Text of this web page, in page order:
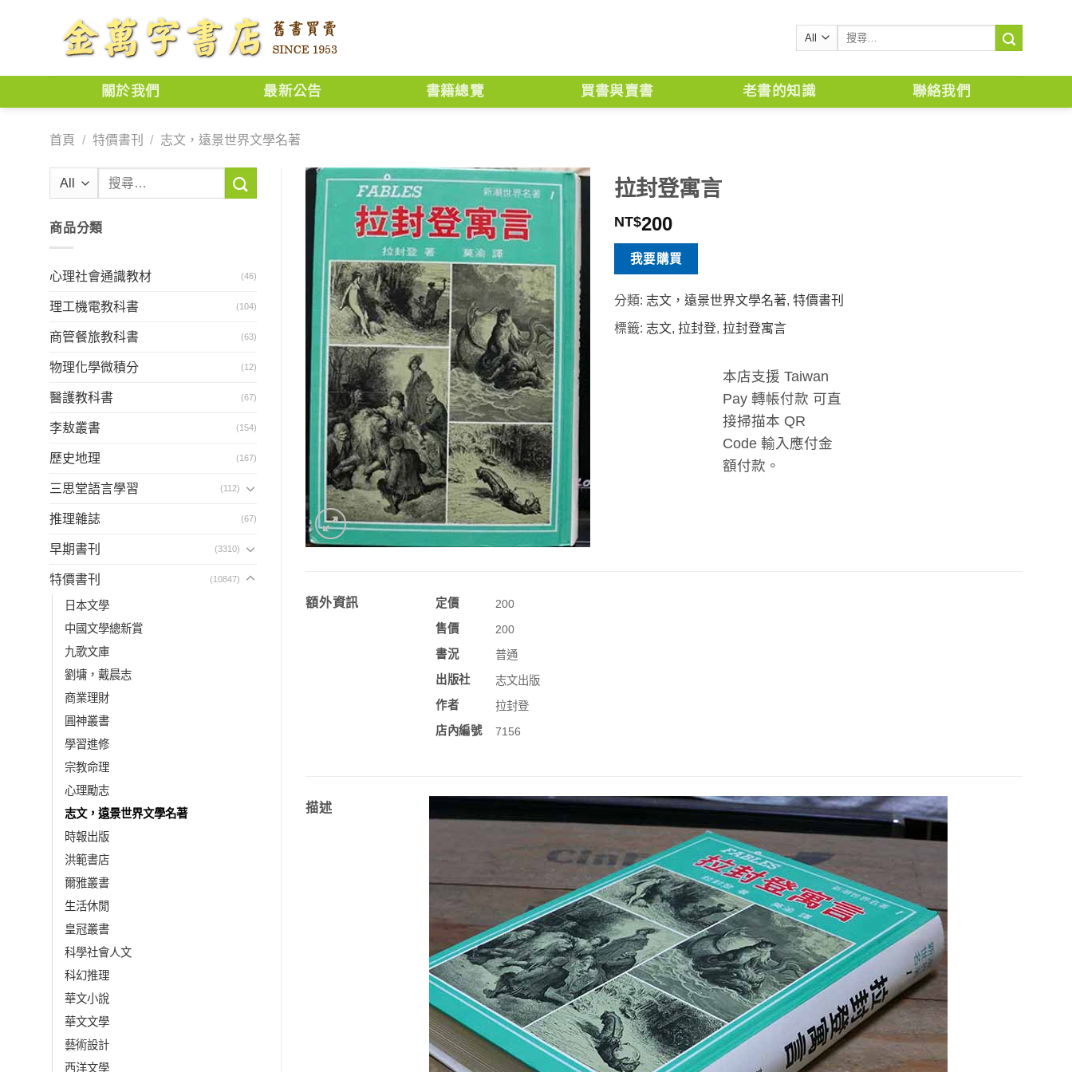
搜
鍵
關於我們 最新公告 書籍總覽 買書與賣書 老書的知識 聯絡我們
首頁 / 特價書刊 / 志文，遠景世界文學名著
鍵
商品分類
心理社會通識教材 (46)
理工機電教科書 (104)
商管餐旅教科書 (63)
物理化學微積分 (12)
醫護教科書 (67)
李敖叢書 (154)
歷史地理 (167)
三思堂語言學習 (112)
推理雜誌 (67)
早期書刊 (3310)
特價書刊 (10847)
日本文學
中國文學總新賞
九歌文庫
劉墉，戴晨志
商業理財
圓神叢書
學習進修
宗教命理
心理勵志
志文，遠景世界文學名著
時報出版
洪範書店
爾雅叢書
生活休閒
皇冠叢書
科學社會人文
科幻推理
華文小說
華文文學
藝術設計
西洋文學
拉封登寓言
NT$200
我要購買
分類: 志文，遠景世界文學名著,特價書刊
標籤: 志文,拉封登,拉封登寓言
本店支援 Taiwan
Pay 轉帳付款 可直
接掃描本 QR
Code 輸入應付金
額付款。
額外資訊 定價
200
售價
200
書況
普通
出版社
志文出版
作者
拉封登
店內編號
7156
描述